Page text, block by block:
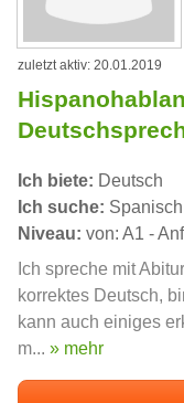
zuletzt aktiv: 20.01.2019
Ich biete: Deutsch
Ich suche: Spanisch
Niveau: von: A1 -
Ich spreche mit
korrektes Deutsch,
kann auch einiges
m... » mehr